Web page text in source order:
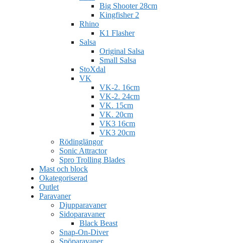
Big Shooter 28cm
Kingfisher 2
Rhino
K1 Flasher
Salsa
Original Salsa
Small Salsa
StoXdal
VK
VK-2. 16cm
VK-2. 24cm
VK. 15cm
VK. 20cm
VK3 16cm
VK3 20cm
Rödinglängor
Sonic Attractor
Spro Trolling Blades
Mast och block
Okategoriserad
Outlet
Paravaner
Djupparavaner
Sidoparavaner
Black Beast
Snap-On-Diver
Spöparavaner